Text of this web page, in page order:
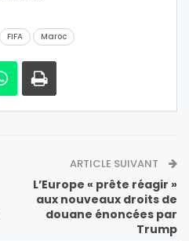
FIFA Maroc
ARTICLE SUIVANT
L’Europe « prête réagir »
aux nouveaux droits de
douane énoncées par
Trump